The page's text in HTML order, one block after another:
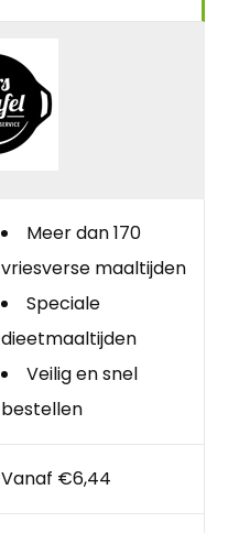
Meer dan 170
vriesverse maaltijden
Speciale
dieetmaaltijden
Veilig en snel
bestellen
Vanaf €6,44